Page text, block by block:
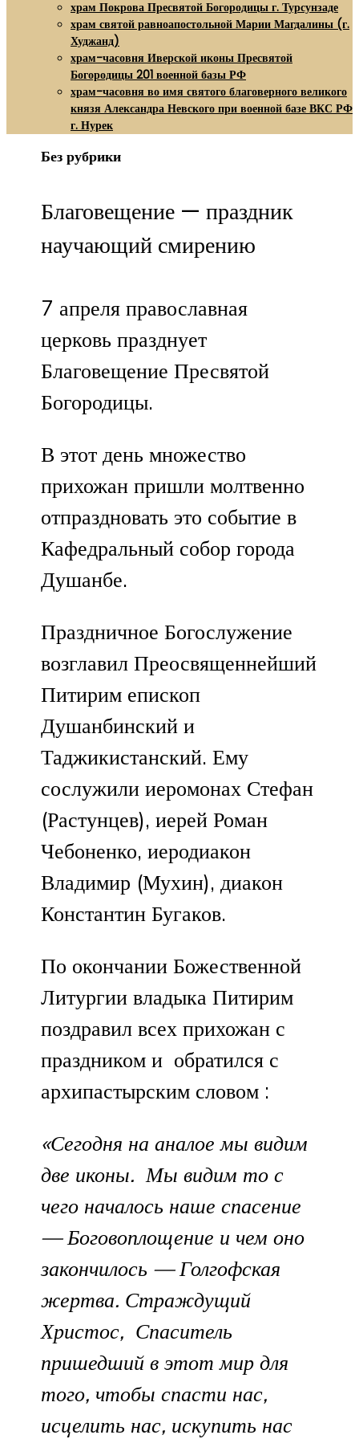
храм Покрова Пресвятой Богородицы г. Турсунзаде
храм святой равноапостольной Марии Магдалины (г.
Худжанд)
храм-часовня Иверской иконы Пресвятой
Богородицы 201 военной базы РФ
храм-часовня во имя святого благоверного великого
князя Александра Невского при военной базе ВКС РФ
г. Нурек
Без рубрики
Благовещение — праздник
научающий смирению
7 апреля православная
церковь празднует
Благовещение Пресвятой
Богородицы.
В этот день множество
прихожан пришли молтвенно
отпраздновать это событие в
Кафедральный собор города
Душанбе.
Праздничное Богослужение
возглавил Преосвященнейший
Питирим епископ
Душанбинский и
Таджикистанский. Ему
сослужили иеромонах Стефан
(Растунцев), иерей Роман
Чебоненко, иеродиакон
Владимир (Мухин), диакон
Константин Бугаков.
По окончании Божественной
Литургии владыка Питирим
поздравил всех прихожан с
праздником и обратился с
архипастырским словом :
«Сегодня на аналое мы видим
две иконы. Мы видим то с
чего началось наше спасение
— Боговоплощение и чем оно
закончилось — Голгофская
жертва. Страждущий
Христос, Спаситель
пришедший в этот мир для
того, чтобы спасти нас,
исцелить нас, искупить нас